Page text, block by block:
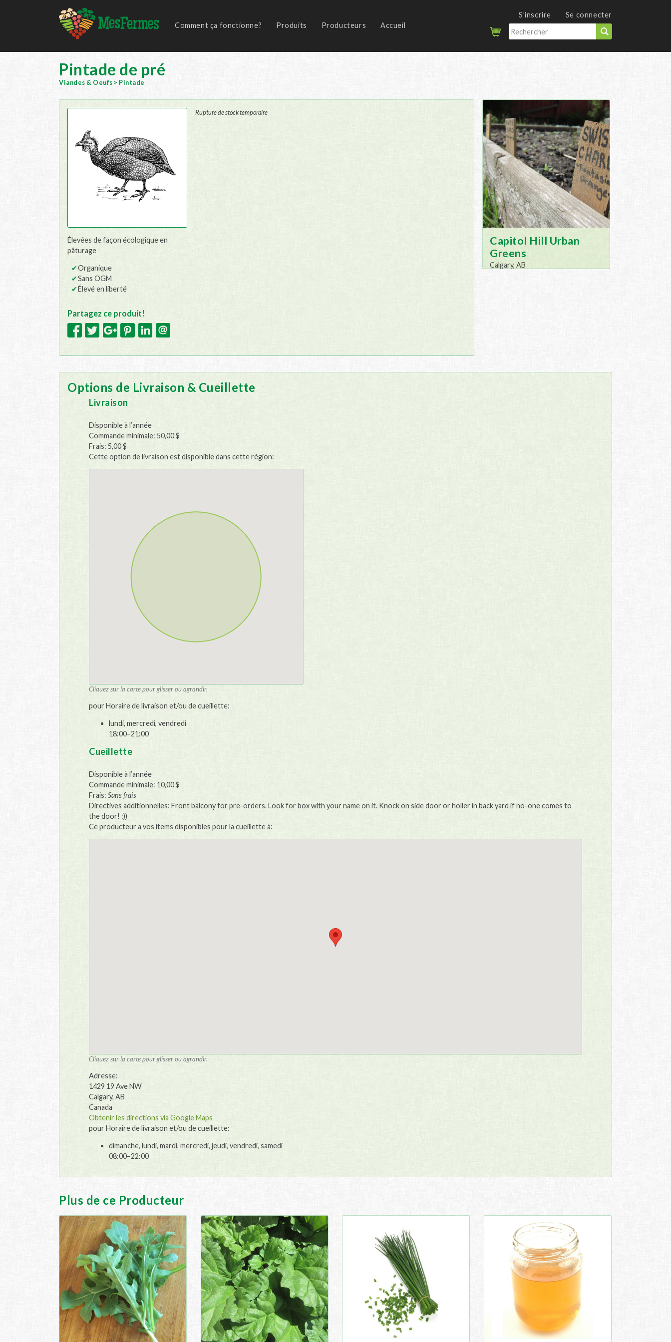
Comment ça fonctionne? Produits Producteurs Accueil
S’inscrire Se connecter
Pintade de pré
Viandes & Oeufs > Pintade
Élevées de façon écologique en
pâturage
Organique
Sans OGM
Élevé en liberté
Partagez ce produit!
Rupture de stock temporaire
Capitol Hill Urban
Greens
Calgary, AB
Options de Livraison & Cueillette
Livraison
Disponible à l’année
Commande minimale: 50,00 $
Frais: 5,00 $
Cette option de livraison est disponible dans cette région:
Cliquez sur la carte pour glisser ou agrandir.
pour Horaire de livraison et/ou de cueillette:
lundi, mercredi, vendredi
18:00–21:00
Cueillette
Disponible à l’année
Commande minimale: 10,00 $
Frais:Sans frais
Directives additionnelles: Front balcony for pre-orders. Look for box with your name on it. Knock on side door or holler in back yard if no-one comes to
the door! :))
Ce producteur a vos items disponibles pour la cueillette à:
Cliquez sur la carte pour glisser ou agrandir.
Adresse:
1429 19 Ave NW
Calgary, AB
Canada
Obtenir les directions via Google Maps
pour Horaire de livraison et/ou de cueillette:
dimanche, lundi, mardi, mercredi, jeudi, vendredi, samedi
08:00–22:00
Plus de ce Producteur